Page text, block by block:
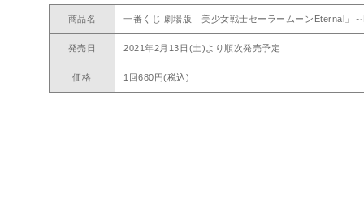
商品名 一番くじ 劇場版「美少女戦士セーラームーンEternal」
発売日 2021年2月13日(土)より順次発売予定
価格 1回680円(税込)